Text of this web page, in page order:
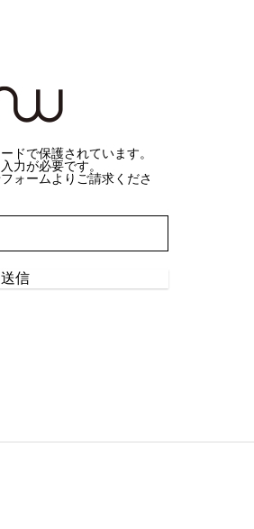
ドで保護されています。
力が必要です。
ォームよりご請求くださ